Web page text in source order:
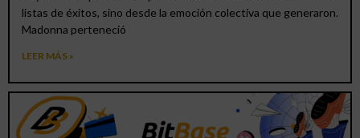
listas de éxitos, sino desde la emoción colectiva que generaron.
Madonna perteneció
LEER MÁS »